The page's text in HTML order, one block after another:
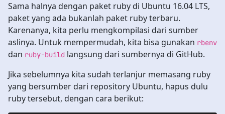
Sama halnya dengan paket ruby di Ubuntu 16.04 LTS,
paket yang ada bukanlah paket ruby terbaru.
Karenanya, kita perlu mengkompilasi dari sumber
aslinya. Untuk mempermudah, kita bisa gunakan rbenv
dan ruby-build langsung dari sumbernya di GitHub.
Jika sebelumnya kita sudah terlanjur memasang ruby
yang bersumber dari repository Ubuntu, hapus dulu
ruby tersebut, dengan cara berikut: